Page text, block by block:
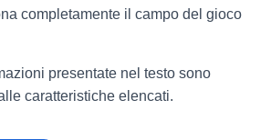
completamente il campo del gioco
presentate nel testo sono
caratteristiche elencati.